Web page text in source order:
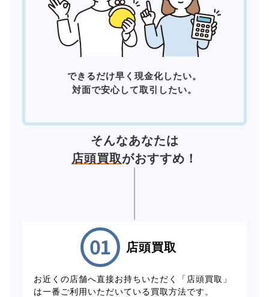
できるだけ早く現金化したい。
対面で安心して取引したい。
そんなあなたは
店頭買取がおすすめ！
店頭買取
お近くの店舗へ直接お持ちいただく「店頭買取」
は一番ご利用いただいている買取方法です。